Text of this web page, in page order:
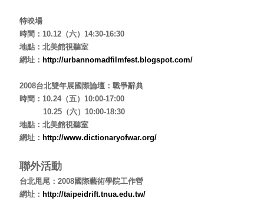
特映場
時間：10.12（六）14:30-16:30
地點：北美館視聽室
網址： http://urbannomadfilmfest.blogspot.com/
2008台北雙年展國際論壇： 戰爭辭典
時間：10.24（五）10:00-17:00
10.25（六）10:00-18:30
地點：北美館視聽室
網址： http://www.dictionaryofwar.org/
聯外活動
台北甩尾：2008國際藝術學院工作營
網址： http://taipeidrift.tnua.edu.tw/